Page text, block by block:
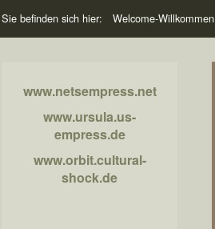
Sie befinden sich hier: Welcome-Willkommen
www.netsempress.net
www.ursula.us-
empress.de
www.orbit.cultural-
shock.de